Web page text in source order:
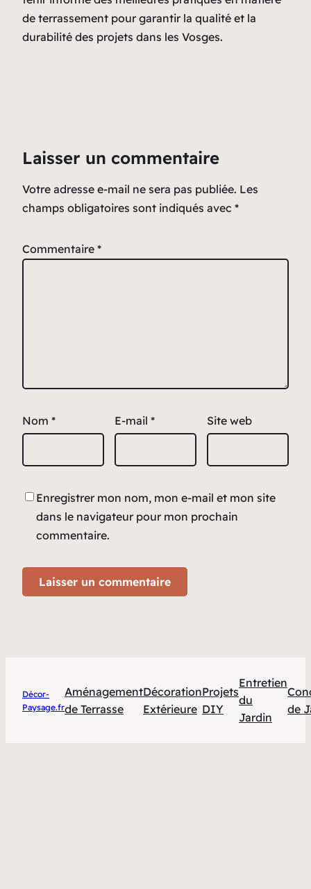
de terrassement pour garantir la qualité et la
durabilité des projets dans les Vosges.
Laisser un commentaire
Votre adresse e-mail ne sera pas publiée. Les
champs obligatoires sont indiqués avec *
Commentaire *
Nom * E-mail * Site web
Enregistrer mon nom, mon e-mail et mon site
dans le navigateur pour mon prochain
commentaire.
Décor-
Paysage.fr
Aménagement
de Terrasse
Décoration
Extérieure
Projets
DIY
Entretien
du
Jardin
de